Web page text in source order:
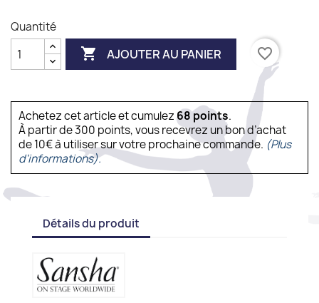
Quantité
 AJOUTER AU PANIER favorite_border
Achetez cet article et cumulez68points.
À partir de 300 points, vous recevrez un bon d’achat
de 10€ à utiliser sur votre prochaine commande. (Plus
d'informations).
Détails du produit